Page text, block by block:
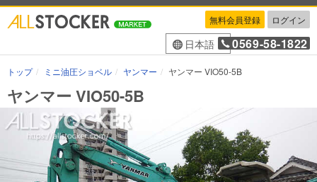
無料会員登録 ログイン
日本語 0569-58-1822
トップ ミニ油圧ショベル ヤンマー ヤンマー VIO50-5B
ヤンマー VIO50-5B